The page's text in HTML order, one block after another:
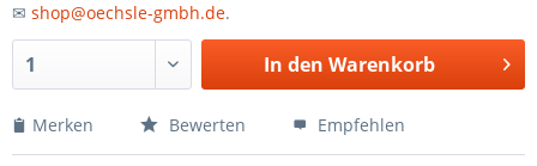
✉ shop@oechsle-gmbh.de.
In den Warenkorb
Merken Bewerten Empfehlen